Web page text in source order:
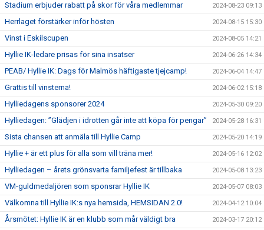
Stadium erbjuder rabatt på skor för våra medlemmar 2024-08-23 09:13
Herrlaget förstärker inför hösten 2024-08-15 15:30
Vinst i Eskilscupen 2024-08-05 14:21
Hyllie IK-ledare prisas för sina insatser 2024-06-26 14:34
PEAB/ Hyllie IK: Dags för Malmös häftigaste tjejcamp! 2024-06-04 14:47
Grattis till vinsterna! 2024-06-02 15:18
Hylliedagens sponsorer 2024 2024-05-30 09:20
Hylliedagen: ”Glädjen i idrotten går inte att köpa för pengar” 2024-05-28 16:31
Sista chansen att anmäla till Hyllie Camp 2024-05-20 14:19
Hyllie + är ett plus för alla som vill träna mer! 2024-05-16 12:02
Hylliedagen – årets grönsvarta familjefest är tillbaka 2024-05-08 13:23
VM-guldmedaljören som sponsrar Hyllie IK 2024-05-07 08:03
Välkomna till Hyllie IK:s nya hemsida, HEMSIDAN 2.0! 2024-04-12 10:04
Årsmötet: Hyllie IK är en klubb som mår väldigt bra 2024-03-17 20:12